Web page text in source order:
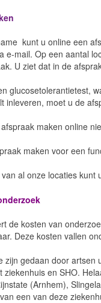
kunt u online een
e-mail. Op een aantal
U ziet dat in de
glucosetolerantietest,
inleveren, moet u de
maken online
maken voor een
al onze locaties kunt
de kosten van
Deze kosten vallen
zijn gedaan door artsen
ziekenhuis en SHO.
(Arnhem),
een van deze